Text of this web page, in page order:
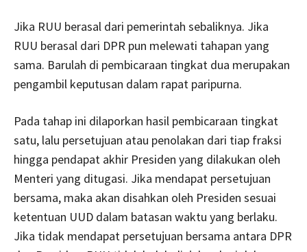
Jika RUU berasal dari pemerintah sebaliknya. Jika
RUU berasal dari DPR pun melewati tahapan yang
sama. Barulah di pembicaraan tingkat dua merupakan
pengambil keputusan dalam rapat paripurna.
Pada tahap ini dilaporkan hasil pembicaraan tingkat
satu, lalu persetujuan atau penolakan dari tiap fraksi
hingga pendapat akhir Presiden yang dilakukan oleh
Menteri yang ditugasi. Jika mendapat persetujuan
bersama, maka akan disahkan oleh Presiden sesuai
ketentuan UUD dalam batasan waktu yang berlaku.
Jika tidak mendapat persetujuan bersama antara DPR